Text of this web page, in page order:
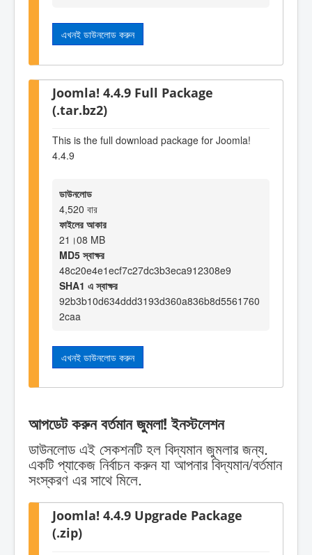
এখনই ডাউনলোড করুন
Joomla! 4.4.9 Full Package
(.tar.bz2)
This is the full download package for Joomla!
4.4.9
ডাউনলোড
4,520 বার
ফাইলের আকার
21।08 MB
MD5 স্বাক্ষর
48c20e4e1ecf7c27dc3b3eca912308e9
SHA1 এ স্বাক্ষর
92b3b10d634ddd3193d360a836b8d5561760
2caa
এখনই ডাউনলোড করুন
আপডেট করুন বর্তমান জুমলা! ইনস্টলেশন
ডাউনলোড এই সেকশনটি হল বিদ্যমান জুমলার জন্য.
একটি প্যাকেজ নির্বাচন করুন যা আপনার বিদ্যমান/বর্তমান
সংস্করণ এর সাথে মিলে.
Joomla! 4.4.9 Upgrade Package
(.zip)